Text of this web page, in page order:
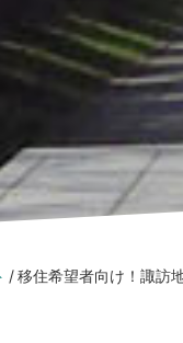
移住希望者向け！諏訪